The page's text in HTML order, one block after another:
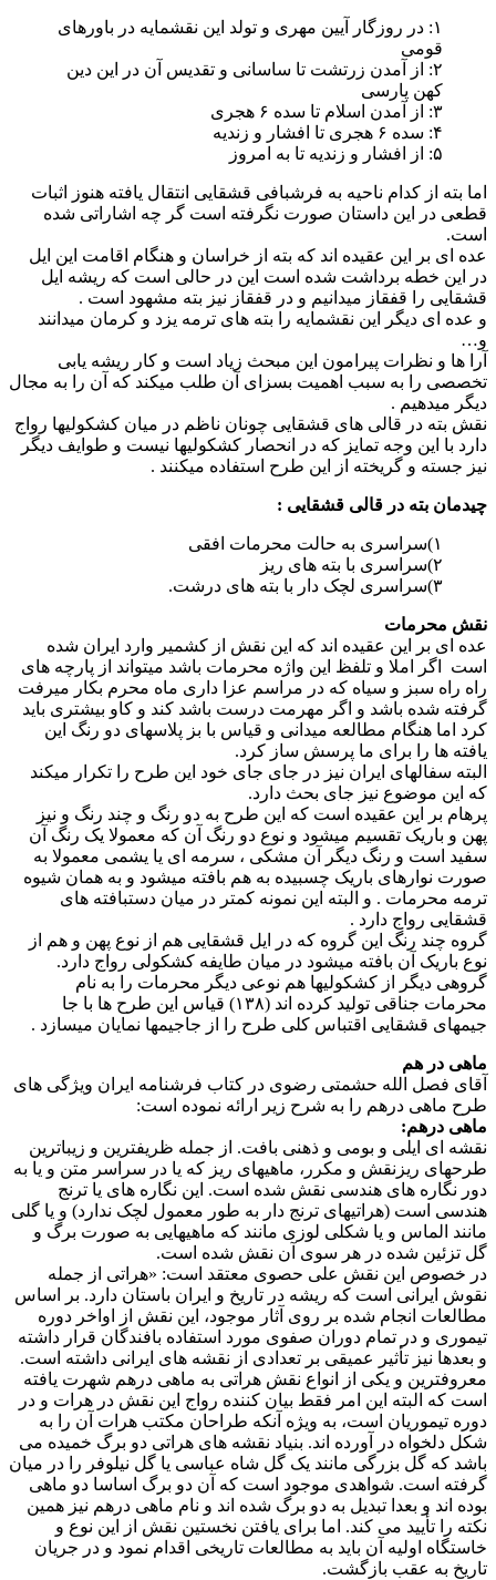
۱: در روزگار آیین مهری و تولد این نقشمایه در باورهای
قومی
۲: از آمدن زرتشت تا ساسانی و تقدیس آن در این دین
کهن پارسی
۳: از آمدن اسلام تا سده ۶ هجری
۴: سده ۶ هجری تا افشار و زندیه
۵: از افشار و زندیه تا به امروز
اما بته از کدام ناحیه به فرشبافی قشقایی انتقال یافته هنوز اثبات
قطعی در این داستان صورت نگرفته است گر چه اشاراتی شده
است.
عده ای بر این عقیده اند که بته از خراسان و هنگام اقامت این ایل
در این خطه برداشت شده است این در حالی است که ریشه ایل
قشقایی را قفقاز میدانیم و در قفقاز نیز بته مشهود است .
و عده ای دیگر این نقشمایه را بته های ترمه یزد و کرمان میدانند
و…
آرا ها و نظرات پیرامون این مبحث زیاد است و کار ریشه یابی
تخصصی را به سبب اهمیت بسزای آن طلب میکند که آن را به مجال
دیگر میدهیم .
نقش بته در قالی های قشقایی چونان ناظم در میان کشکولیها رواج
دارد با این وجه تمایز که در انحصار کشکولیها نیست و طوایف دیگر
نیز جسته و گریخته از این طرح استفاده میکنند .
چیدمان بته در قالی قشقایی :
۱)سراسری به حالت محرمات افقی
۲)سراسری با بته های ریز
۳)سراسری لچک دار با بته های درشت.
نقش محرمات
عده ای بر این عقیده اند که این نقش از کشمیر وارد ایران شده
است اگر املا و تلفظ این واژه محرمات باشد میتواند از پارچه های
راه راه سبز و سیاه که در مراسم عزا داری ماه محرم بکار میرفت
گرفته شده باشد و اگر مهرمت درست باشد کند و کاو بیشتری باید
کرد اما هنگام مطالعه میدانی و قیاس با بز پلاسهای دو رنگ این
یافته ها را برای ما پرسش ساز کرد.
البته سفالهای ایران نیز در جای جای خود این طرح را تکرار میکند
که این موضوع نیز جای بحث دارد.
پرهام بر این عقیده است که این طرح به دو رنگ و چند رنگ و نیز
پهن و باریک تقسیم میشود و نوع دو رنگ آن که معمولا یک رنگ آن
سفید است و رنگ دیگر آن مشکی ، سرمه ای یا یشمی معمولا به
صورت نوارهای باریک چسبیده به هم بافته میشود و به همان شیوه
ترمه محرمات . و البته این نمونه کمتر در میان دستبافته های
قشقایی رواج دارد .
گروه چند رنگ این گروه که در ایل قشقایی هم از نوع پهن و هم از
نوع باریک آن بافته میشود در میان طایفه کشکولی رواج دارد.
گروهی دیگر از کشکولیها هم نوعی دیگر محرمات را به نام
محرمات جناقی تولید کرده اند (۱۳۸) قیاس این طرح ها با جا
جیمهای قشقایی اقتباس کلی طرح را از جاجیمها نمایان میسازد .
ماهی در هم
آقای فصل الله حشمتی رضوی در کتاب فرشنامه ایران ویژگی های
طرح ماهی درهم را به شرح زیر ارائه نموده است:
ماهی درهم:
نقشه ای ایلی و بومی و ذهنی بافت. از جمله ظریفترین و زیباترین
طرحهای ریزنقش و مکرر، ماهیهای ریز که یا در سراسر متن و یا به
دور نگاره های هندسی نقش شده است. این نگاره های یا ترنج
هندسی است (هراتیهای ترنج دار به طور معمول لچک ندارد) و یا گلی
مانند الماس و یا شکلی لوزی مانند که ماهیهایی به صورت برگ و
گل تزئین شده در هر سوی آن نقش شده است.
در خصوص این نقش علی حصوی معتقد است: «هراتی از جمله
نقوش ایرانی است که ریشه در تاریخ و ایران باستان دارد. بر اساس
مطالعات انجام شده بر روی آثار موجود، این نقش از اواخر دوره
تیموری و در تمام دوران صفوی مورد استفاده بافندگان قرار داشته
و بعدها نیز تأثیر عمیقی بر تعدادی از نقشه های ایرانی داشته است.
معروفترین و یکی از انواع نقش هراتی به ماهی درهم شهرت یافته
است که البته این امر فقط بیان کننده رواج این نقش در هرات و در
دوره تیموریان است، به ویژه آنکه طراحان مکتب هرات آن را به
شکل دلخواه در آورده اند. بنیاد نقشه های هراتی دو برگ خمیده می
باشد که گل بزرگی مانند یک گل شاه عباسی یا گل نیلوفر را در میان
گرفته است. شواهدی موجود است که آن دو برگ اساسا دو ماهی
بوده اند و بعدا تبدیل به دو برگ شده اند و نام ماهی درهم نیز همین
نکته را تأیید می کند. اما برای یافتن نخستین نقش از این نوع و
خاستگاه اولیه آن باید به مطالعات تاریخی اقدام نمود و در جریان
تاریخ به عقب بازگشت.